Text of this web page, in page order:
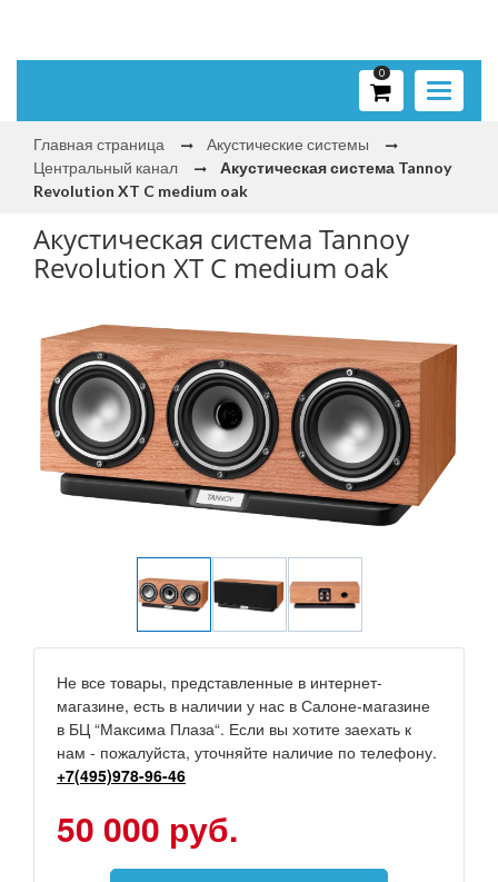
Toggle
0
Главная страница
Акустические системы
Центральный канал
Акустическая система Tannoy
Revolution XT C medium oak
Акустическая система Tannoy
Revolution XT C medium oak
Не все товары, представленные в интернет-
магазине, есть в наличии у нас в Салоне-магазине
в БЦ “Максима Плаза“. Если вы хотите заехать к
нам - пожалуйста, уточняйте наличие по телефону.
+7(495)978-96-46
50 000 руб.